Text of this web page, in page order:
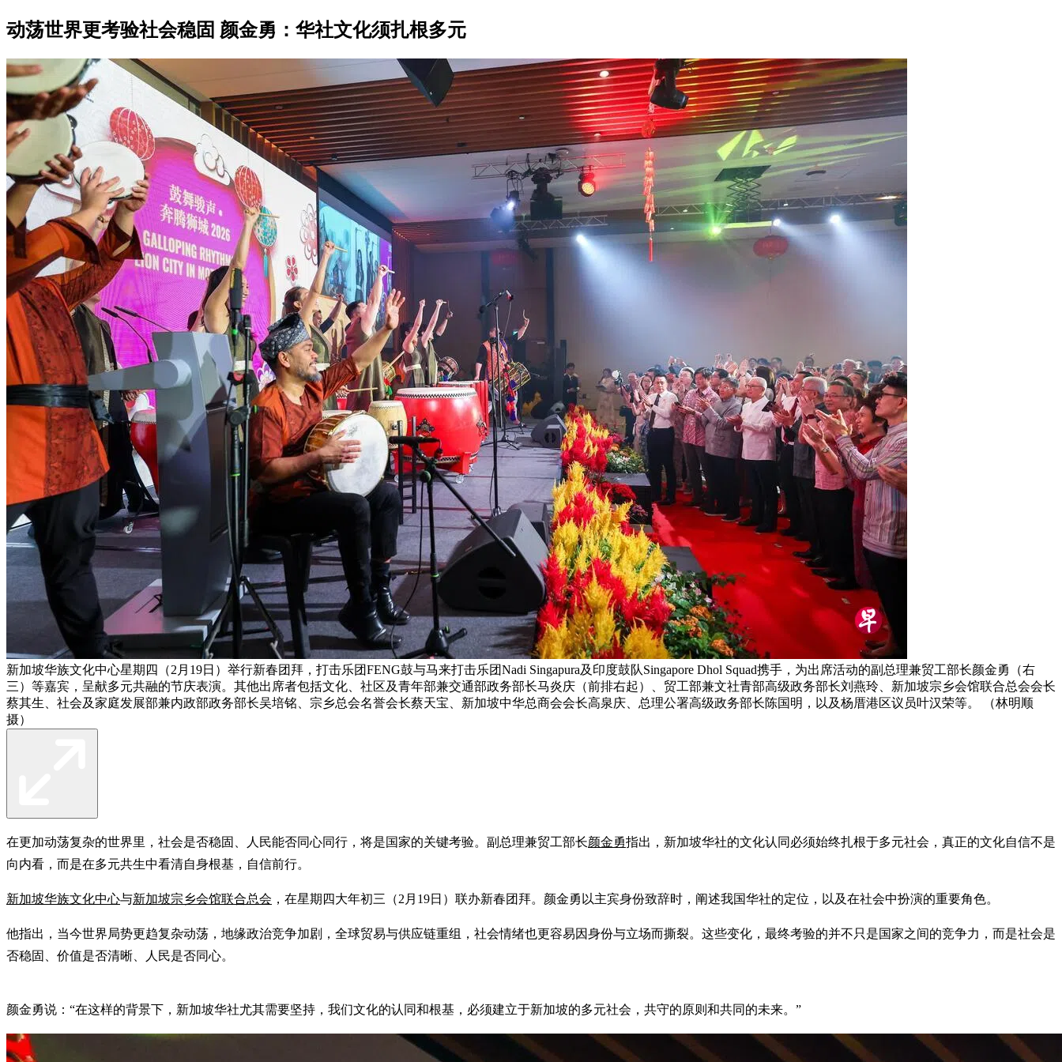
动荡世界更考验社会稳固 颜金勇：华社文化须扎根多元
新加坡华族文化中心星期四（2月19日）举行新春团拜，打击乐团FENG鼓与马来打击乐团Nadi Singapura及印度鼓队Singapore Dhol Squad携手，为出席活动的副总理兼贸工部长颜金勇（右
三）等嘉宾，呈献多元共融的节庆表演。其他出席者包括文化、社区及青年部兼交通部政务部长马炎庆（前排右起）、贸工部兼文社青部高级政务部长刘燕玲、新加坡宗乡会馆联合总会会长
蔡其生、社会及家庭发展部兼内政部政务部长吴培铭、宗乡总会名誉会长蔡天宝、新加坡中华总商会会长高泉庆、总理公署高级政务部长陈国明，以及杨厝港区议员叶汉荣等。 （林明顺
摄）
在更加动荡复杂的世界里，社会是否稳固、人民能否同心同行，将是国家的关键考验。副总理兼贸工部长颜金勇指出，新加坡华社的文化认同必须始终扎根于多元社会，真正的文化自信不是
向内看，而是在多元共生中看清自身根基，自信前行。
新加坡华族文化中心与新加坡宗乡会馆联合总会 ，在星期四大年初三（2月19日）联办新春团拜。颜金勇以主宾身份致辞时，阐述我国华社的定位，以及在社会中扮演的重要角色。
他指出，当今世界局势更趋复杂动荡，地缘政治竞争加剧，全球贸易与供应链重组，社会情绪也更容易因身份与立场而撕裂。这些变化，最终考验的并不只是国家之间的竞争力，而是社会是
否稳固、价值是否清晰、人民是否同心。
颜金勇说：“在这样的背景下，新加坡华社尤其需要坚持，我们文化的认同和根基，必须建立于新加坡的多元社会，共守的原则和共同的未来。”